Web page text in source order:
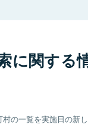
に関する
の一覧を実施日の新